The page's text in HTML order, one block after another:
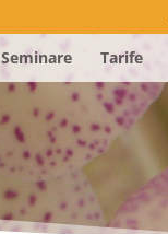
Seminare Tarife